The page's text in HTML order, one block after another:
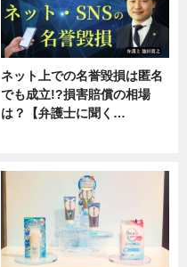
ネット上での名誉毀損は匿名
でも成立!?損害賠償の相場
は？【弁護士に聞く…